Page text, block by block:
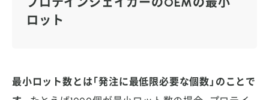
ロット
最小ロット数とは「発注に最低限必要な個数」のことで